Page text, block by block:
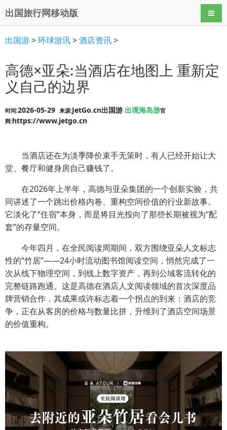
出国旅行网移动版 导航
出国游>环球游讯>酒店资讯>
高德×亚朵:当酒店在地图上 重新定
义自己的边界
时间:2026-05-29 来源:JetGo.cn出国游 出境海岛游官
网:https://www.jetgo.cn
当酒店还在为淡季降价束手无策时，有人已经开始让大
堂、餐厅和健身房自己赚钱了。
在2026年上半年，高德与亚朵集团的一个创新实验，共
同讲述了一个跳出价格内卷、重构空间价值的行业新故事。
它淡化了“住宿”本身，而是将目光投向了那些长期被视为“配
套”的存量空间。
今年四月，在全民阅读周期间，双方围绕亚朵人文标志
性的“竹居”——24小时流动图书馆阅读空间，悄然完成了一
次从线下物理空间，到线上数字资产，再到公域客流转化的
完整链路跑通。这是高德在酒店人文阅读领域的首次深度品
牌营销合作，其成果或许标志着一个拐点的到来：酒店的竞
争，正在从客房的价格与数量比拼，升维到了酒店空间场景
的价值重构。